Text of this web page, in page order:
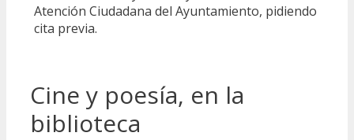
Atención Ciudadana del Ayuntamiento, pidiendo
cita previa.
Cine y poesía, en la
biblioteca